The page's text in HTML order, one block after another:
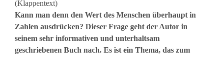
(Klappentext)
Kann man denn den Wert des Menschen überhaupt in
Zahlen ausdrücken? Dieser Frage geht der Autor in
seinem sehr informativen und unterhaltsam
geschriebenen Buch nach. Es ist ein Thema, das zum